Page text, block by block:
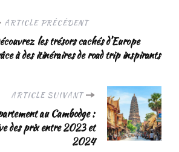
ARTICLE PRÉCÉDENT
les trésors cachés d’Europe
à des itinéraires de road trip inspirants
ARTICLE SUIVANT
au Cambodge :
des prix entre 2023 et
2024